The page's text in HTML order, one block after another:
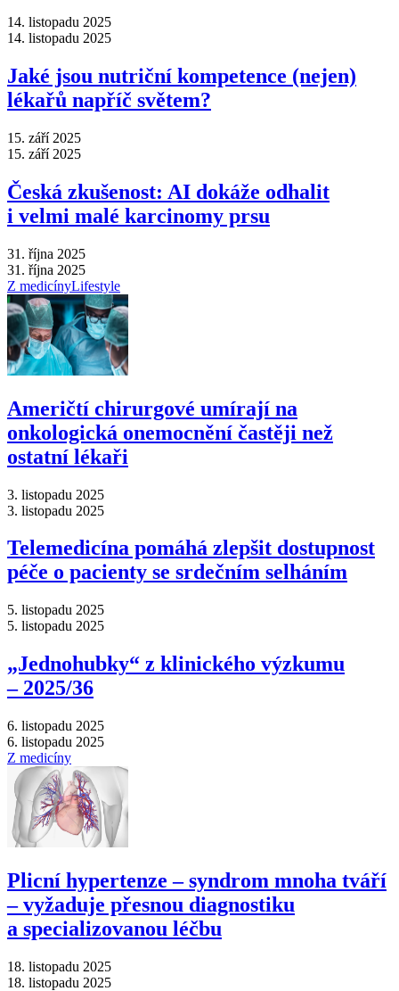
14. listopadu 2025
14. listopadu 2025
Jaké jsou nutriční kompetence (nejen)
lékařů napříč světem?
15. září 2025
15. září 2025
Česká zkušenost: AI dokáže odhalit
i velmi malé karcinomy prsu
31. října 2025
31. října 2025
Z medicínyLifestyle
Američtí chirurgové umírají na
onkologická onemocnění častěji než
ostatní lékaři
3. listopadu 2025
3. listopadu 2025
Telemedicína pomáhá zlepšit dostupnost
péče o pacienty se srdečním selháním
5. listopadu 2025
5. listopadu 2025
„Jednohubky“ z klinického výzkumu
–⁠ 2025/36
6. listopadu 2025
6. listopadu 2025
Z medicíny
Plicní hypertenze –⁠ syndrom mnoha tváří
–⁠ vyžaduje přesnou diagnostiku
a specializovanou léčbu
18. listopadu 2025
18. listopadu 2025